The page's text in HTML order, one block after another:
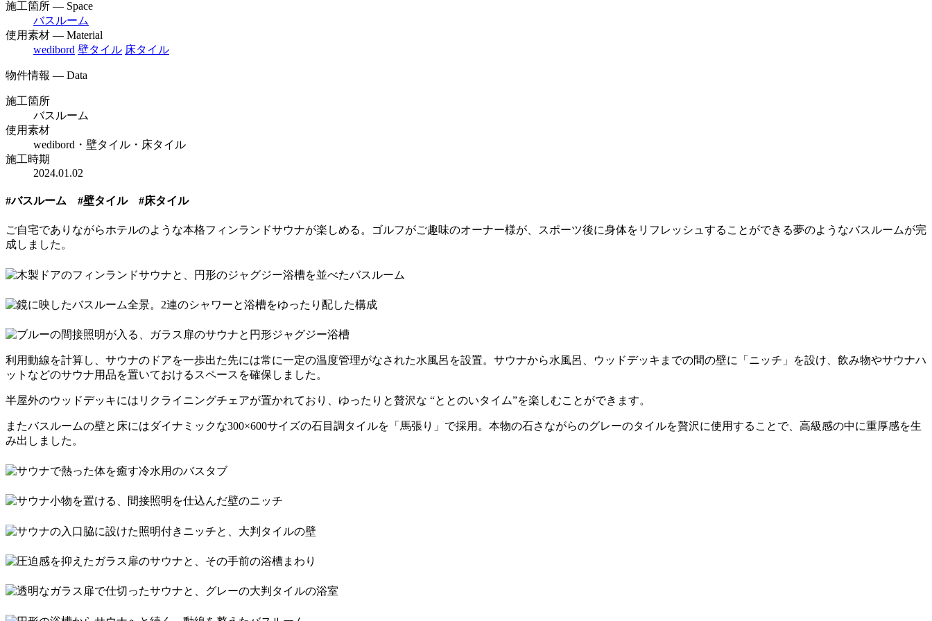
施工箇所 — Space
バスルーム
使用素材 — Material
wedibord 壁タイル 床タイル
物件情報 — Data
施工箇所
バスルーム
使用素材
wedibord・壁タイル・床タイル
施工時期
2024.01.02
#バスルーム #壁タイル #床タイル
ご自宅でありながらホテルのような本格フィンランドサウナが楽しめる。ゴルフがご趣味のオーナー様が、スポーツ後に身体をリフレッシュすることができる夢のようなバスルームが完
成しました。
利用動線を計算し、サウナのドアを一歩出た先には常に一定の温度管理がなされた水風呂を設置。サウナから水風呂、ウッドデッキまでの間の壁に「ニッチ」を設け、飲み物やサウナハ
ットなどのサウナ用品を置いておけるスペースを確保しました。
半屋外のウッドデッキにはリクライニングチェアが置かれており、ゆったりと贅沢な “ととのいタイム”を楽しむことができます。
またバスルームの壁と床にはダイナミックな300×600サイズの石目調タイルを「馬張り」で採用。本物の石さながらのグレーのタイルを贅沢に使用することで、高級感の中に重厚感を生
み出しました。